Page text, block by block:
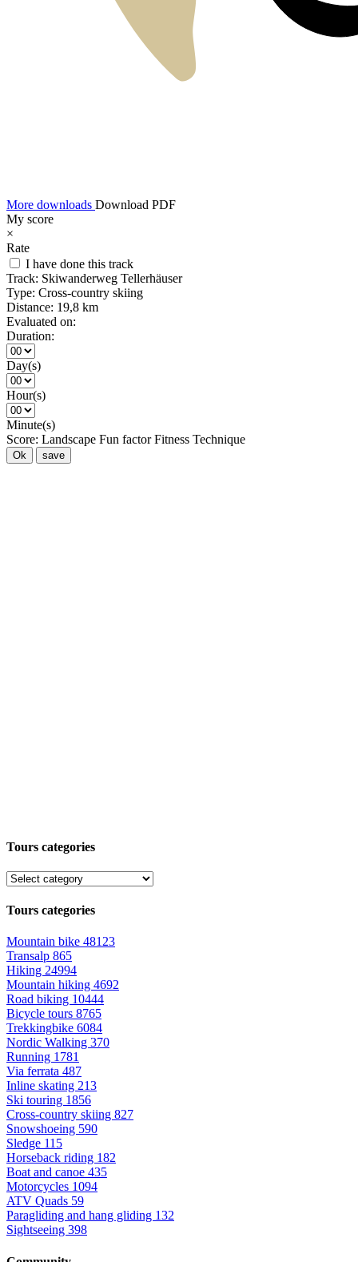
More downloads Download PDF
My score
×
Rate
I have done this track
Track: Skiwanderweg Tellerhäuser
Type: Cross-country skiing
Distance: 19,8 km
Evaluated on:
Duration:
Day(s)
Hour(s)
Minute(s)
Score: Landscape Fun factor Fitness Technique
Ok save
Tours categories
Tours categories
Mountain bike 48123
Transalp 865
Hiking 24994
Mountain hiking 4692
Road biking 10444
Bicycle tours 8765
Trekkingbike 6084
Nordic Walking 370
Running 1781
Via ferrata 487
Inline skating 213
Ski touring 1856
Cross-country skiing 827
Snowshoeing 590
Sledge 115
Horseback riding 182
Boat and canoe 435
Motorcycles 1094
ATV Quads 59
Paragliding and hang gliding 132
Sightseeing 398